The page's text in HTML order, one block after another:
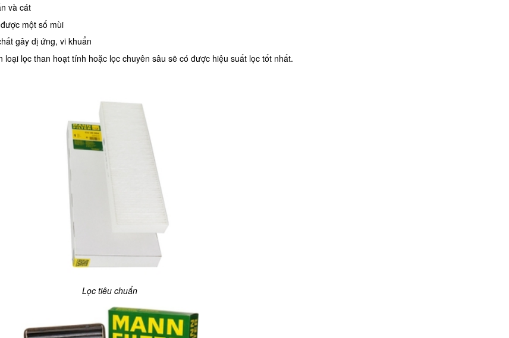
và cát
một số mùi
gây dị ứng, vi khuẩn
lọc than hoạt tính hoặc lọc chuyên sâu sẽ có được hiệu suất lọc tốt nhất.
Lọc tiêu chuẩn